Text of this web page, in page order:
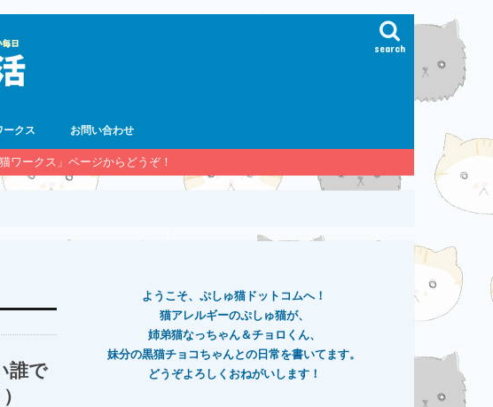
search
ークス お問い合わせ
ークス」ページからどうぞ！
誰で
ようこそ、ぷしゅ猫ドットコムへ！
猫アレルギーのぷしゅ猫が、
姉弟猫なっちゃん＆チョロくん、
妹分の黒猫チョコちゃんとの日常を書いてます。
どうぞよろしくおねがいします！